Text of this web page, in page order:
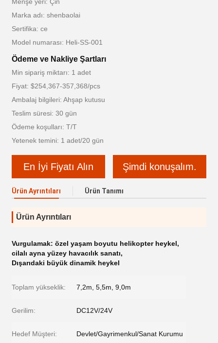
Menşe yeri: Çin
Marka adı: shenbaolai
Sertifika: ce
Model numarası: Heli-SS-001
Ödeme ve Nakliye Şartları
Min sipariş miktarı: 1 adet
Fiyat: $254,367-357,368/pcs
Ambalaj bilgileri: Ahşap kutusu
Teslim süresi: 30 gün
Ödeme koşulları: T/T
Yetenek temini: 1 adet/20 gün
En İyi Fiyatı Alın Şimdi konuşalım.
Ürün Ayrıntıları Ürün Tanımı
Ürün Ayrıntıları
Vurgulamak: özel yaşam boyutu helikopter heykel,
cilalı ayna yüzey havacılık sanatı,
Dışarıdaki büyük dinamik heykel
Toplam yükseklik: 7,2m, 5,5m, 9,0m
Gerilim: DC12V/24V
Hedef Müşteri: Devlet/Gayrimenkul/Sanat Kurumu